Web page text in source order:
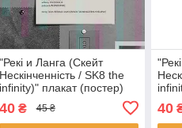
"Рекі и Ланга (Скейт
Нескінченність / SK8 the
infinity)" плакат (постер)
40₴ 45 ₴ 40